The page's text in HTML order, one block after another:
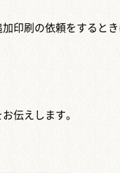
印刷の依頼をすると
伝えします。